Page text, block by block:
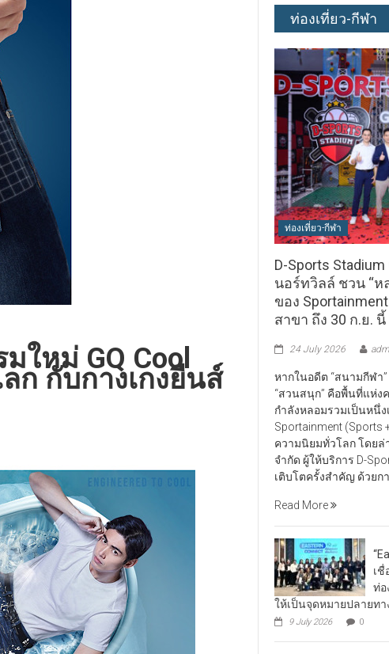
ใหม่ GQ Cool
ก กับกางเกงยีนส์
ท่องเที่ยว-กีฬา
ท่องเที่ยว-กีฬา
D-Sports
นอร์ทวิลล์ ชวน “ห
ของ
สาขา ถึง 30 ก.ย. นี้
24 July 2026
หากในอดีต “สนามกีฬา
“สวนสนุก” คือพื้นที่แห่ง
กำลังหลอมรวมเป็นหนึ่
Sportainment (Sports
ความนิยมทั่วโลก โดยล่
จำกัด ผู้ให้บริการ D-
เติบโตครั้งสำคัญ ด้วยก
Read More
เชื่
ท่อ
ให้เป็นจุดหมายปลายทา
9 July 2026 0